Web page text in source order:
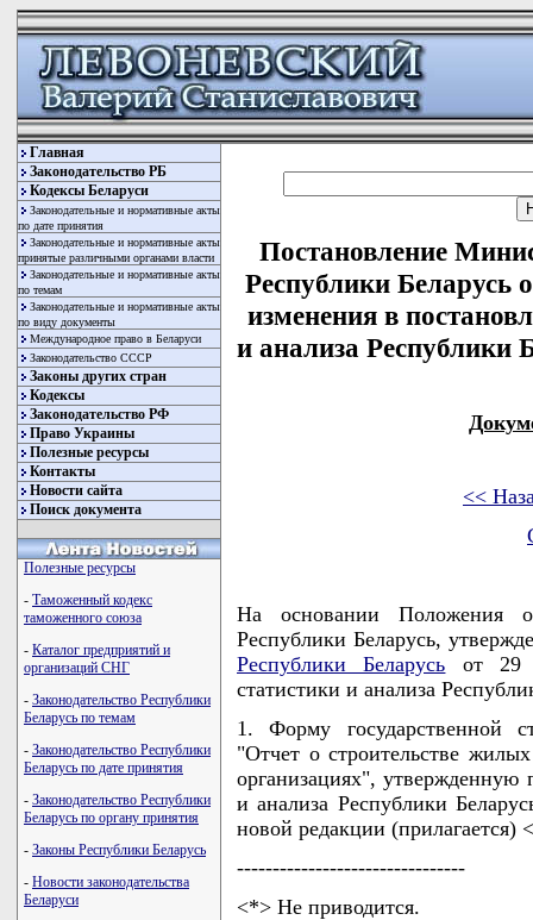
Главная
Законодательство РБ
Кодексы Беларуси
Законодательные и нормативные акты
по дате принятия
Законодательные и нормативные акты
принятые различными органами власти
Законодательные и нормативные акты
по темам
Законодательные и нормативные акты
по виду документы
Международное право в Беларуси
Законодательство СССР
Законы других стран
Кодексы
Законодательство РФ
Право Украины
Полезные ресурсы
Контакты
Новости сайта
Поиск документа
Полезные ресурсы
- Таможенный кодекс
таможенного союза
- Каталог предприятий и
организаций СНГ
- Законодательство Республики
Беларусь по темам
- Законодательство Республики
Беларусь по дате принятия
- Законодательство Республики
Беларусь по органу принятия
- Законы Республики Беларусь
- Новости законодательства
Беларуси
Постановление
Республики Беларусь
изменения в
и анализа Республики
<<
На основании Положения
Республики Беларусь,
Республики Беларусь от 29
статистики и анализа
1. Форму государственной
"Отчет о строительстве
организациях", утвержденную
и анализа Республики
новой редакции (прилагается)
--------------------------------
<*> Не приводится.